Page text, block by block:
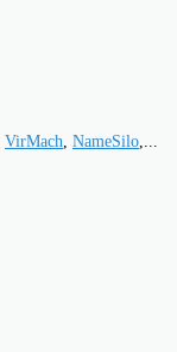
VirMach, NameSilo,...